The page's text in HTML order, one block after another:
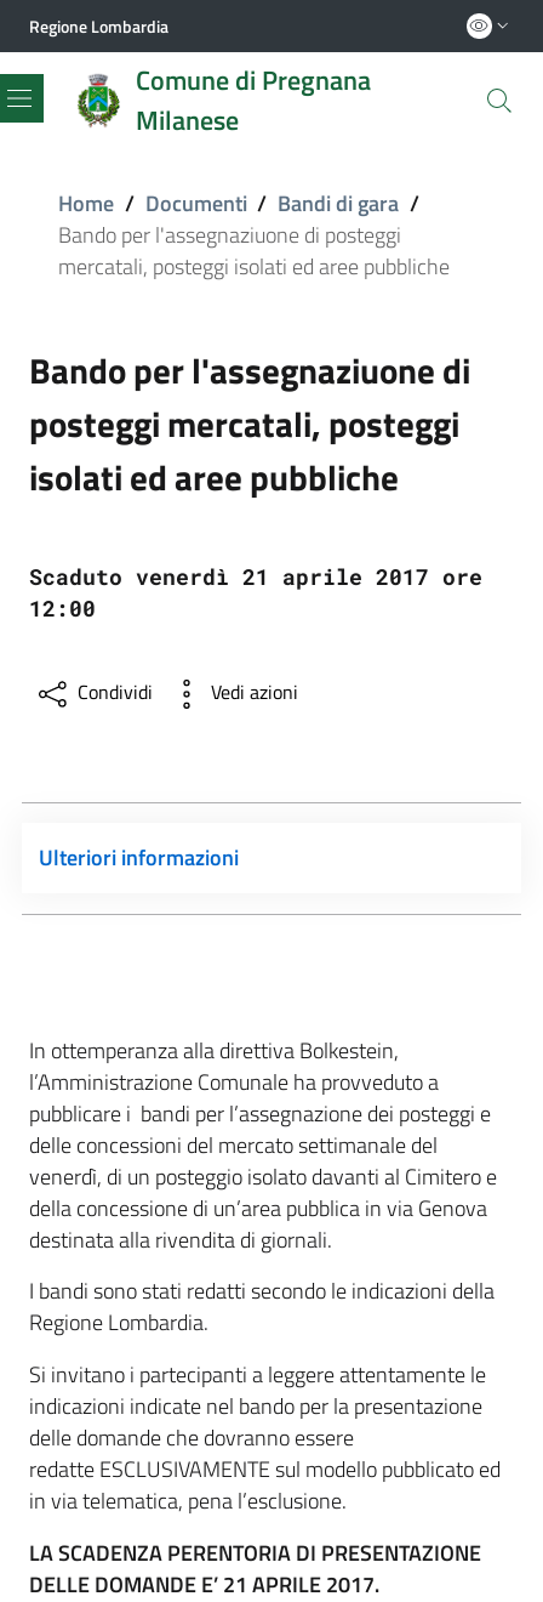
Regione Lombardia
Comune di Pregnana
Milanese
Menu
Home / Documenti / Bandi di gara /
Bando per l'assegnaziuone di posteggi
mercatali, posteggi isolati ed aree pubbliche
Bando per l'assegnaziuone di
posteggi mercatali, posteggi
isolati ed aree pubbliche
Scaduto venerdì 21 aprile 2017 ore
12:00
Condividi Vedi azioni
Ulteriori informazioni
In ottemperanza alla direttiva Bolkestein,
l’Amministrazione Comunale ha provveduto a
pubblicare i bandi per l’assegnazione dei posteggi e
delle concessioni del mercato settimanale del
venerdì, di un posteggio isolato davanti al Cimitero e
della concessione di un’area pubblica in via Genova
destinata alla rivendita di giornali.
I bandi sono stati redatti secondo le indicazioni della
Regione Lombardia.
Si invitano i partecipanti a leggere attentamente le
indicazioni indicate nel bando per la presentazione
delle domande che dovranno essere
redatte ESCLUSIVAMENTE sul modello pubblicato ed
in via telematica, pena l’esclusione.
LA SCADENZA PERENTORIA DI PRESENTAZIONE
DELLE DOMANDE E’ 21 APRILE2017.